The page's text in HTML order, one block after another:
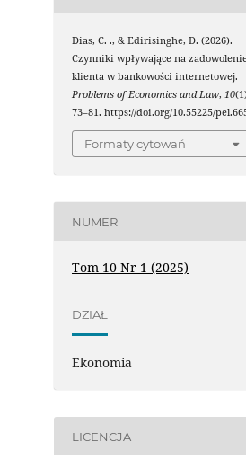
Dias, C. ., & Edirisinghe, D. (2026).
Czynniki wpływające na
klienta w bankowości internetowej.
Problems of Economics and Law, 10
73–81. https://doi.org/10.55225/
Formaty cytowań
NUMER
Tom 10 Nr 1 (2025)
DZIAŁ
Ekonomia
LICENCJA